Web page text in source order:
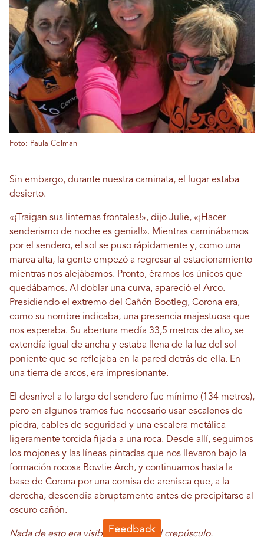
Foto: Paula Colman
Sin embargo, durante nuestra caminata, el lugar estaba
desierto.
«¡Traigan sus linternas frontales!», dijo Julie, «¡Hacer
senderismo de noche es genial!». Mientras caminábamos
por el sendero, el sol se puso rápidamente y, como una
marea alta, la gente empezó a regresar al estacionamiento
mientras nos alejábamos. Pronto, éramos los únicos que
quedábamos. Al doblar una curva, apareció el Arco.
Presidiendo el extremo del Cañón Bootleg, Corona era,
como su nombre indicaba, una presencia majestuosa que
nos esperaba. Su abertura medía 33,5 metros de alto, se
extendía igual de ancha y estaba llena de la luz del sol
poniente que se reflejaba en la pared detrás de ella. En
una tierra de arcos, era impresionante.
El desnivel a lo largo del sendero fue mínimo (134 metros),
pero en algunos tramos fue necesario usar escalones de
piedra, cables de seguridad y una escalera metálica
ligeramente torcida fijada a una roca. Desde allí, seguimos
los mojones y las líneas pintadas que nos llevaron bajo la
formación rocosa Bowtie Arch, y continuamos hasta la
base de Corona por una cornisa de arenisca que, a la
derecha, descendía abruptamente antes de precipitarse al
oscuro cañón.
Nada de esto era visible más allá del crepúsculo.